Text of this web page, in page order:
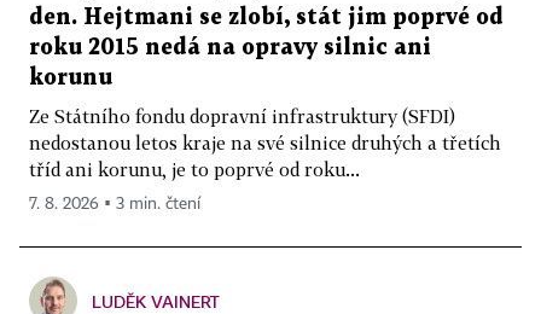
den. Hejtmani se zlobí, stát jim poprvé od
roku 2015 nedá na opravy silnic ani
korunu
Ze Státního fondu dopravní infrastruktury (SFDI)
nedostanou letos kraje na své silnice druhých a třetích
tříd ani korunu, je to poprvé od roku...
7. 8. 2026 ▪ 3 min. čtení
LUDĚK VAINERT